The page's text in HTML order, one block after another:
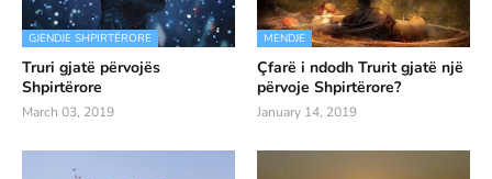
GJENDJE SHPIRTËRORE
Truri gjatë përvojës
Shpirtërore
March 03, 2019
MENDJE
Çfarë i ndodh Trurit gjatë një
përvoje Shpirtërore?
January 14, 2019